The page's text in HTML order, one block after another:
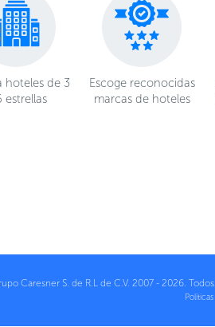
hoteles de 3
estrellas
Escoge reconocidas
marcas de hoteles
Caresner S. de R.L de C.V. 2007 - 2026.